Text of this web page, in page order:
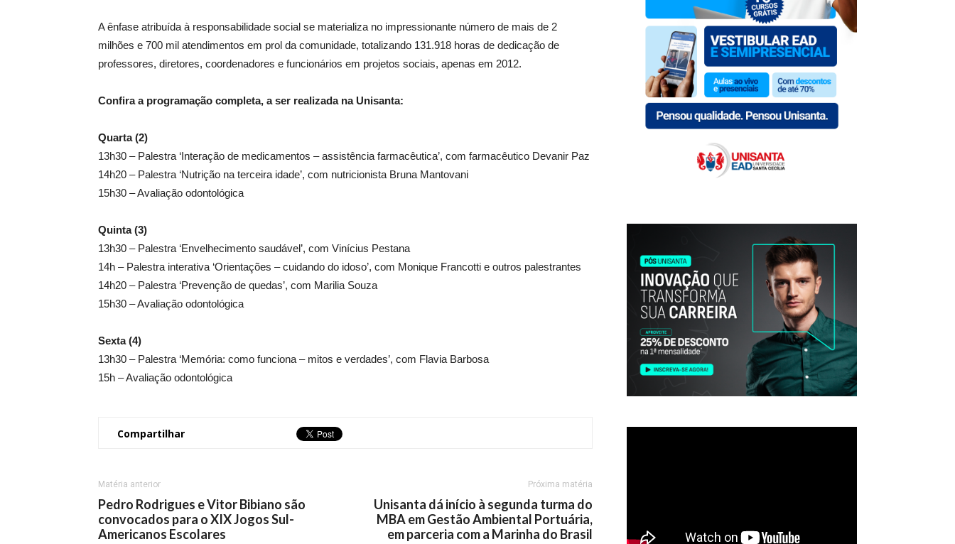
A ênfase atribuída à responsabilidade social se materializa no impressionante número de mais de 2
milhões e 700 mil atendimentos em prol da comunidade, totalizando 131.918 horas de dedicação de
professores, diretores, coordenadores e funcionários em projetos sociais, apenas em 2012.
Confira a programação completa, a ser realizada na Unisanta:
Quarta (2)
13h30 – Palestra ‘Interação de medicamentos – assistência farmacêutica’, com farmacêutico Devanir Paz
14h20 – Palestra ‘Nutrição na terceira idade’, com nutricionista Bruna Mantovani
15h30 – Avaliação odontológica
Quinta (3)
13h30 – Palestra ‘Envelhecimento saudável’, com Vinícius Pestana
14h – Palestra interativa ‘Orientações – cuidando do idoso’, com Monique Francotti e outros palestrantes
14h20 – Palestra ‘Prevenção de quedas’, com Marilia Souza
15h30 – Avaliação odontológica
Sexta (4)
13h30 – Palestra ‘Memória: como funciona – mitos e verdades’, com Flavia Barbosa
15h – Avaliação odontológica
Compartilhar
Matéria anterior
Pedro Rodrigues e Vitor Bibiano são
convocados para o XIX Jogos Sul-
Americanos Escolares
Próxima matéria
Unisanta dá início à segunda turma do
MBA em Gestão Ambiental Portuária,
em parceria com a Marinha do Brasil